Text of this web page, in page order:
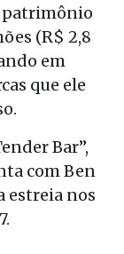
patrimônio
(R$ 2,8
em
que ele
Bar”,
com Ben
estreia nos